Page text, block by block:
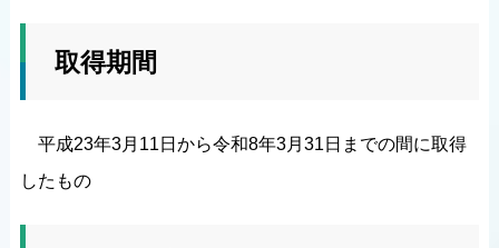
取得期間
平成23年3月11日から令和8年3月31日までの間に取得
したもの